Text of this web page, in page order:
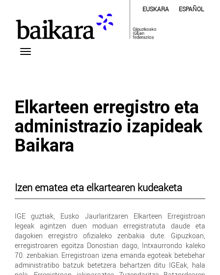
EUSKARA ESPAÑOL
Elkarteen erregistro eta
administrazio izapideak
Baikara
Izen ematea eta elkartearen kudeaketa
IGE guztiak, Eusko Jaurlaritzaren Elkarteen Erregistroan
legeak agintzen duen moduan erregistratuta daude eta
dagokien erregistro ofizialeko zenbakia dute. Gipuzkoan,
erregistroaren egoitza Donostian dago, Intxaurrondo kaleko
70. zenbakian. Erregistroan izena emanda egoteak betebehar
administratibo batzuk betetzera behartzen ditu IGEak, hala